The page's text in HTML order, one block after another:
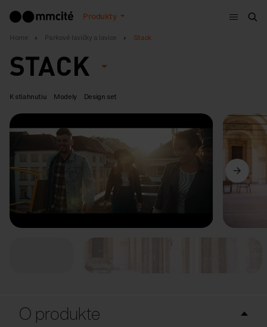
Produkty
Menu
Home Parkové lavičky a lavice Stack
STACK
K stiahnutiu Modely Design set
Predchádzajúci
O produkte